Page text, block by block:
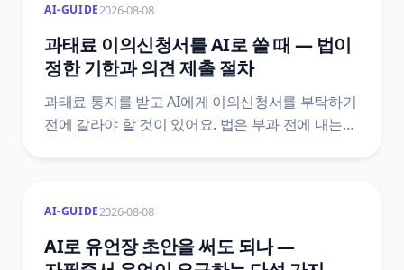
AI-GUIDE2026-08-08
과태료 이의신청서를 AI로 쓸 때 — 법이
정한 기한과 의견 제출 절차
과태료 통지를 받고 AI에게 이의신청서를 부탁하기
전에 갈라야 할 것이 있어요. 법은 부과 전에 내는
그다음 절차가 통째로 달라져요.
질서위반행위규제법 조문 원문으로 정리했어요.
AI-GUIDE2026-08-08
AI로 유언장 초안을 써도 되나 —